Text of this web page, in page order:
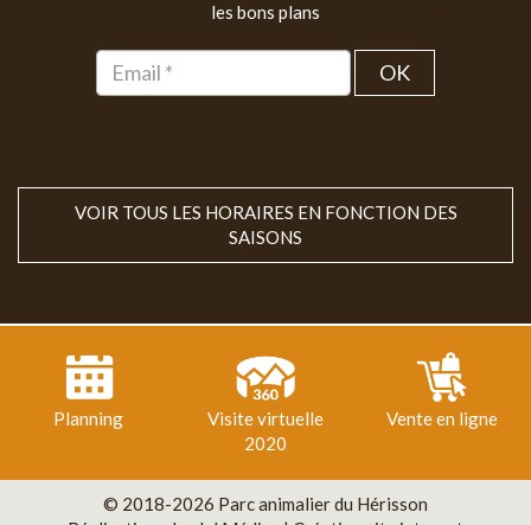
les bons plans
OK
VOIR TOUS LES HORAIRES EN FONCTION DES
SAISONS
Planning
Visite virtuelle
2020
Vente en ligne
© 2018-2026 Parc animalier du Hérisson